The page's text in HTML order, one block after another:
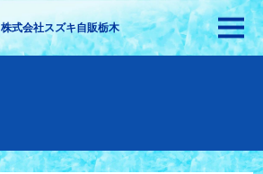
株式会社スズキ自販栃木